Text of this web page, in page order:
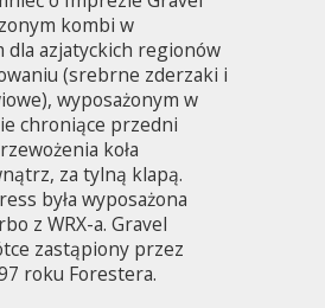
kombi w
azjatyckich regionów
(srebrne zderzaki i
wyposażonym w
chroniące przedni
koła
za tylną klapą.
była wyposażona
z WRX-a. Gravel
zastąpiony przez
roku Forestera.